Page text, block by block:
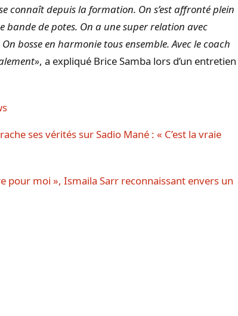
connaît depuis la formation. On s’est affronté plein
bande de potes. On a une super relation avec
bosse en harmonie tous ensemble. Avec le coach
, a expliqué Brice Samba lors d’un entretien
ses vérités sur Sadio Mané : « C’est la vraie
pour moi », Ismaila Sarr reconnaissant envers un